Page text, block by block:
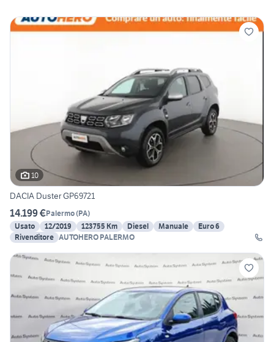
10
DACIA Duster GP69721
14.199 €Palermo(PA)
Usato
12/2019 123755 Km Diesel Manuale
Euro 6
Rivenditore AUTOHERO PALERMO